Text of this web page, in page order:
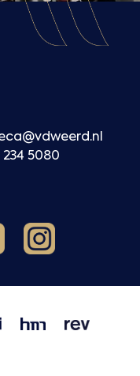
234 5080
X Instagram
TMI HMN REV